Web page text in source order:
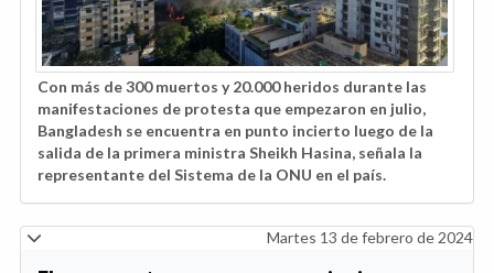
Con más de 300 muertos y 20.000 heridos durante las
manifestaciones de protesta que empezaron en julio,
Bangladesh se encuentra en punto incierto luego de la
salida de la primera ministra Sheikh Hasina, señala la
representante del Sistema de la ONU en el país.
Martes 13 de febrero de 2024